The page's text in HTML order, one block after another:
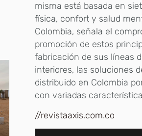
misma está basada en
física, confort y salud
Colombia, señala el
promoción de estos
fabricación de sus líneas
interiores, las soluciones
distribuido en Colombia
con variadas
//revistaaxis.com.co